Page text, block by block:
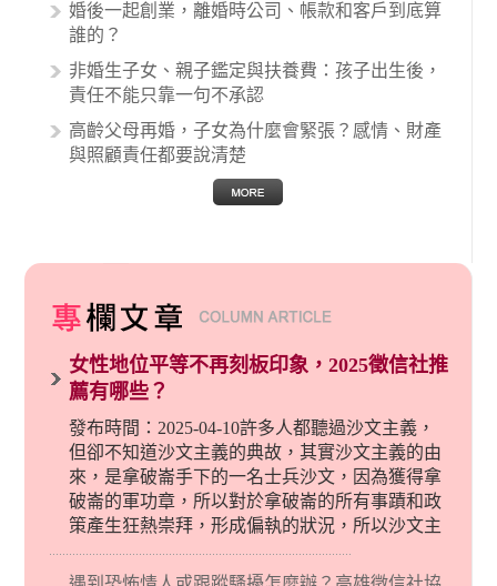
婚後一起創業，離婚時公司、帳款和客戶到底算
誰的？
非婚生子女、親子鑑定與扶養費：孩子出生後，
責任不能只靠一句不承認
高齡父母再婚，子女為什麼會緊張？感情、財產
與照顧責任都要說清楚
女性地位平等不再刻板印象，2025徵信社推
薦有哪些？
發布時間：2025-04-10許多人都聽過沙文主義，
但卻不知道沙文主義的典故，其實沙文主義的由
來，是拿破崙手下的一名士兵沙文，因為獲得拿
破崙的軍功章，所以對於拿破崙的所有事蹟和政
策產生狂熱崇拜，形成偏執的狀況，所以沙文主
義後來就被拿來暗指偏見和歧視，而且有沙文主
義傾向的人，通常對於自己的國家和民族有超強